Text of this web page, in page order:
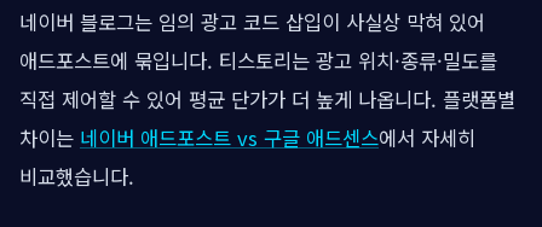
네이버 블로그는 임의 광고 코드 삽입이 사실상 막혀 있어
애드포스트에 묶입니다. 티스토리는 광고 위치·종류·밀도를
직접 제어할 수 있어 평균 단가가 더 높게 나옵니다. 플랫폼별
차이는 네이버 애드포스트 vs 구글 애드센스에서 자세히
비교했습니다.